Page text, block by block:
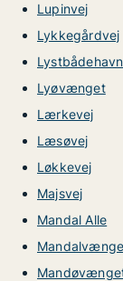
Lupinvej
Lykkegårdvej
Lyøvænget
Lærkevej
Læsøvej
Løkkevej
Majsvej
Mandal Alle